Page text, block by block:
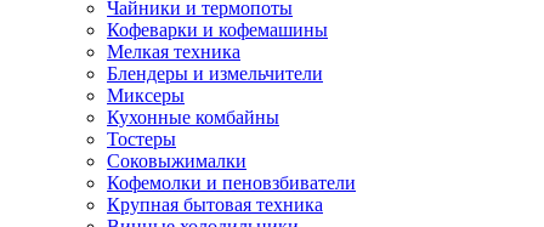
Чайники и термопоты
Кофеварки и кофемашины
Мелкая техника
Блендеры и измельчители
Миксеры
Кухонные комбайны
Тостеры
Соковыжималки
Кофемолки и пеновзбиватели
Крупная бытовая техника